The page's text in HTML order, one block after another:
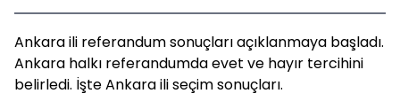
Ankara ili referandum sonuçları açıklanmaya başladı.
Ankara halkı referandumda evet ve hayır tercihini
belirledi. İşte Ankara ili seçim sonuçları.